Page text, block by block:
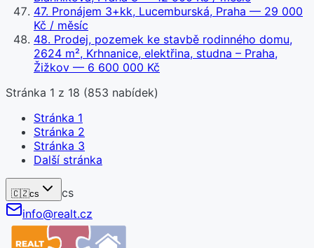
47. Pronájem 3+kk, Lucemburská, Praha — 29 000
Kč / měsíc
48. Prodej, pozemek ke stavbě rodinného domu,
2624 m², Krhnanice, elektřina, studna – Praha,
Žižkov — 6 600 000 Kč
Stránka 1 z 18 (853 nabídek)
Stránka 1
Stránka 2
Stránka 3
Další stránka
🇨🇿cs
cs
info@realt.cz